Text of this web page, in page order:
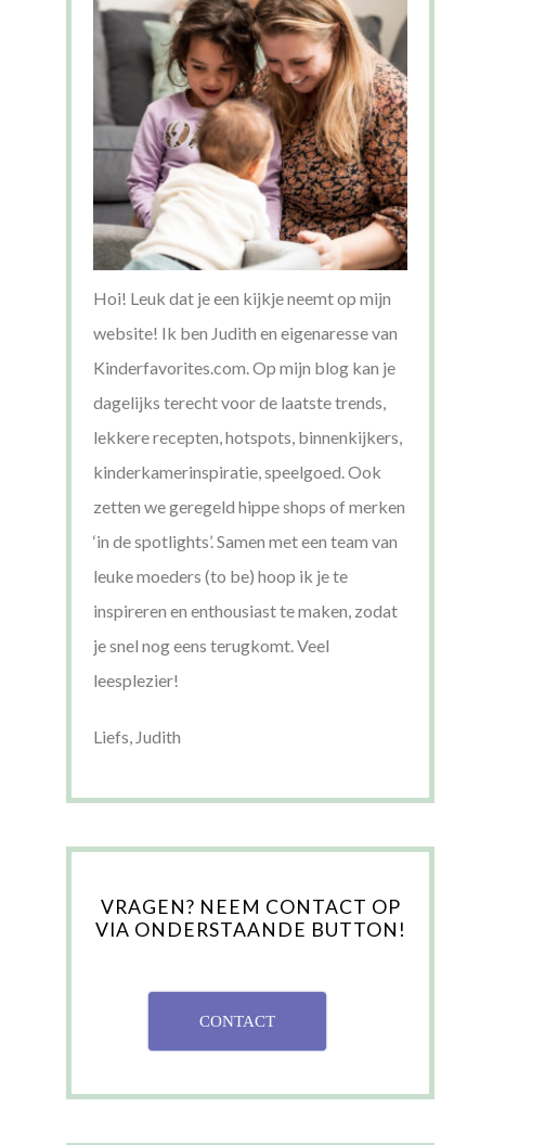
Hoi! Leuk dat je een kijkje neemt op mijn
website! Ik ben Judith en eigenaresse van
Kinderfavorites.com. Op mijn blog kan je
dagelijks terecht voor de laatste trends,
lekkere recepten, hotspots, binnenkijkers,
kinderkamerinspiratie, speelgoed. Ook
zetten we geregeld hippe shops of merken
‘in de spotlights’. Samen met een team van
leuke moeders (to be) hoop ik je te
inspireren en enthousiast te maken, zodat
je snel nog eens terugkomt. Veel
leesplezier!
Liefs, Judith
VRAGEN? NEEM CONTACT OP
VIA ONDERSTAANDE BUTTON!
CONTACT